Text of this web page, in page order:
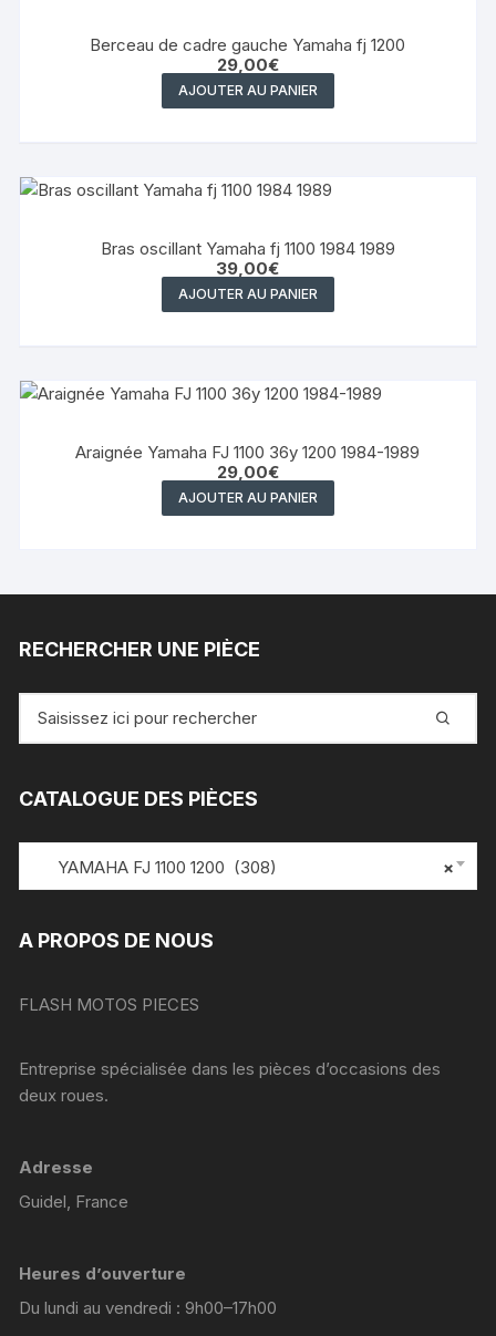
Berceau de cadre gauche Yamaha fj 1200
29,00€
AJOUTER AU PANIER
Bras oscillant Yamaha fj 1100 1984 1989
39,00€
AJOUTER AU PANIER
Araignée Yamaha FJ 1100 36y 1200 1984-1989
29,00€
AJOUTER AU PANIER
RECHERCHER UNE PIÈCE
pour
CATALOGUE DES PIÈCES
×
YAMAHA FJ 1100 1200 (308)
A PROPOS DE NOUS
FLASH MOTOS PIECES
Entreprise spécialisée dans les pièces d’occasions des
deux roues.
Adresse
Guidel, France
Heures d’ouverture
Du lundi au vendredi : 9h00–17h00